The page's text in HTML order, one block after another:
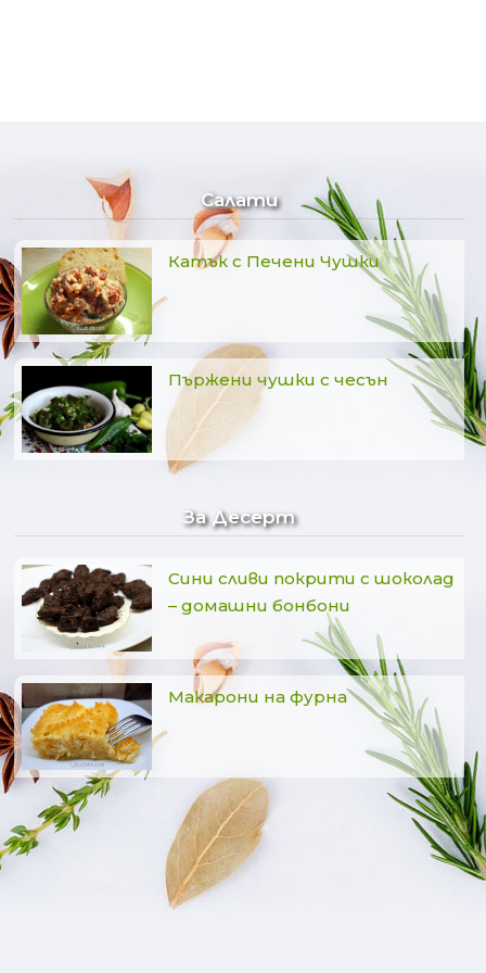
Салати
Катък с Печени Чушки
Пържени чушки с чесън
За Десерт
Сини сливи покрити с шоколад
– домашни бонбони
Макарони на фурна